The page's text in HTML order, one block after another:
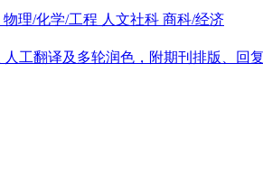
物理/化学/工程 人文社科 商科/经济
人工翻译及多轮润色，附期刊排版、回